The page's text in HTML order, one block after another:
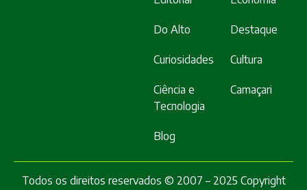
Do Alto Destaque
Curiosidades Cultura
Ciência e
Tecnologia
Camaçari
Blog
Todos os direitos reservados © 2007 – 2025 Copyright